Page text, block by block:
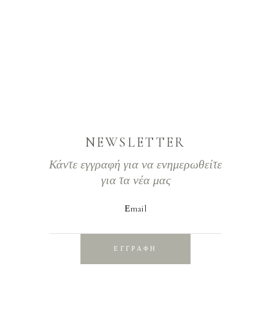
NEWSLETTER
Κάντε εγγραφή για να ενημερωθείτε
για τα νέα μας
Εmail
ΕΓΓΡΑΦΗ